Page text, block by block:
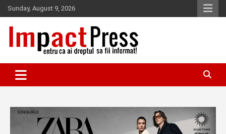
Skip
to
content
Sunday, August 9, 2026
IMPACTPRESS